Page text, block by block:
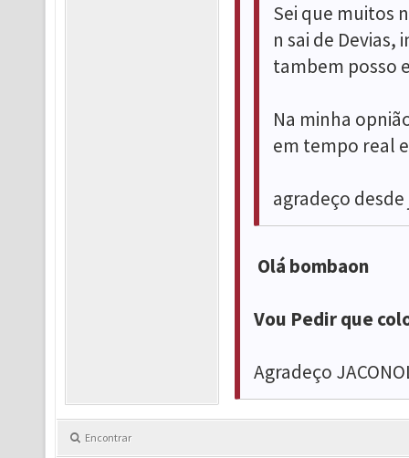
Sei que muitos
n sai de
tambem posso
Na minha
em tempo real
agradeço
Olá bombaon
Vou Pedir que
Agradeço
Encontrar